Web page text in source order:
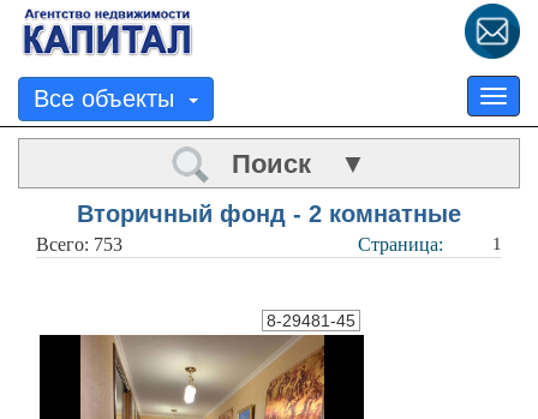
Все объекты
Поиск ▼
Вторичный фонд - 2 комнатные
Всего: 753 Страница: 1
8-29481-45